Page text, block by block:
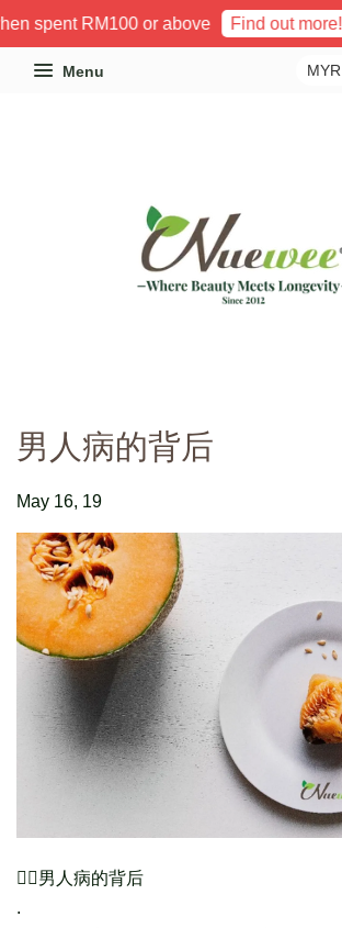
spent RM100 or above Find out more!
Menu
男人病的背后
May 16, 19
👉🏻男人病的背后
.